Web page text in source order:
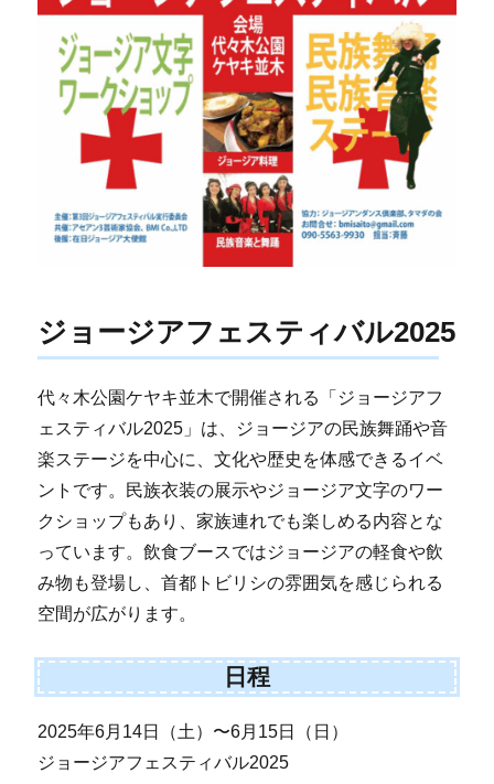
ジョージアフェスティバル2025
代々木公園ケヤキ並木で開催される「ジョージアフ
ェスティバル2025」は、ジョージアの民族舞踊や音
楽ステージを中心に、文化や歴史を体感できるイベ
ントです。民族衣装の展示やジョージア文字のワー
クショップもあり、家族連れでも楽しめる内容とな
っています。飲食ブースではジョージアの軽食や飲
み物も登場し、首都トビリシの雰囲気を感じられる
空間が広がります。
日程
2025年6月14日（土）〜6月15日（日）
ジョージアフェスティバル2025